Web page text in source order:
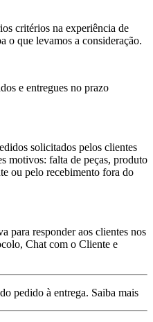
critérios na experiência de
o que levamos a consideração.
e entregues no prazo
solicitados pelos clientes
motivos: falta de peças, produto
ou pelo recebimento fora do
para responder aos clientes nos
Chat com o Cliente e
pedido à entrega. Saiba mais